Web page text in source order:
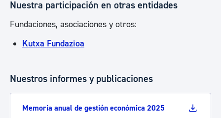
Nuestra participación en otras entidades
Fundaciones, asociaciones y otros:
Kutxa Fundazioa
Nuestros informes y publicaciones
Memoria anual de gestión económica 2025